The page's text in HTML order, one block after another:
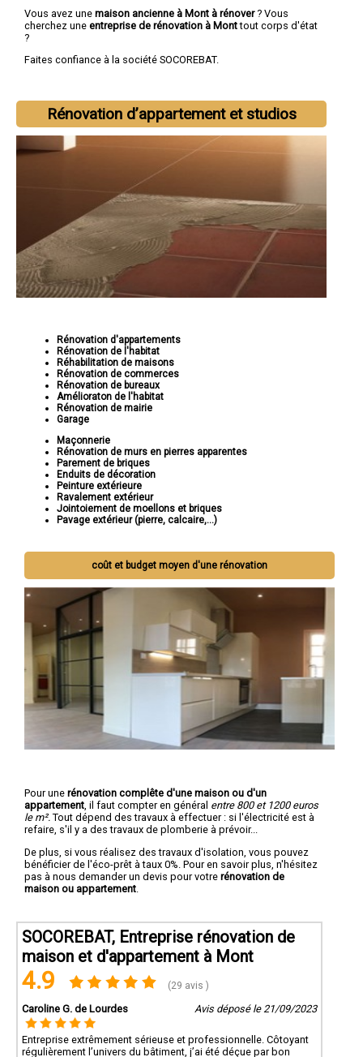
Vous avez une maison ancienne à Mont à rénover? Vous
cherchez une entreprise de rénovation à Monttout corps d'état
?
Faites confiance à la société SOCOREBAT.
Rénovation d’appartement et studios
Rénovation d'appartements
Rénovation de l'habitat
Réhabilitation de maisons
Rénovation de commerces
Rénovation de bureaux
Amélioraton de l'habitat
Rénovation de mairie
Garage
Maçonnerie
Rénovation de murs en pierres apparentes
Parement de briques
Enduits de décoration
Peinture extérieure
Ravalement extérieur
Jointoiement de moellons et briques
Pavage extérieur (pierre, calcaire,...)
coût et budget moyen d'une rénovation
Pour une rénovation complête d'une maison ou d'un
appartement , il faut compter en général entre 800 et 1200 euros
le m². Tout dépend des travaux à effectuer : si l'électricité est à
refaire, s'il y a des travaux de plomberie à prévoir...
De plus, si vous réalisez des travaux d'isolation, vous pouvez
bénéficier de l'éco-prêt à taux 0%. Pour en savoir plus, n'hésitez
pas à nous demander un devis pour votre rénovation de
maison ou appartement
SOCOREBAT, Entreprise rénovation de
maison et d'appartement à Mont
4.9 (29 avis )
Caroline G. de Lourdes Avis déposé le 21/09/2023
Entreprise extrêmement sérieuse et professionnelle. Côtoyant
régulièrement l’univers du bâtiment, j’ai été déçue par bon